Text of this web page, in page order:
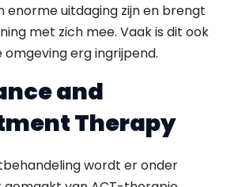
enorme uitdaging zijn en brengt
met zich mee. Vaak is dit ook
erg ingrijpend.
and
Therapy
wordt er onder